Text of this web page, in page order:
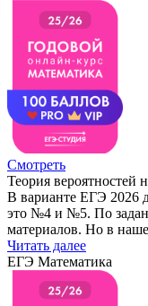
Смотреть
Теория вероятностей
В варианте ЕГЭ 2026
это №4 и №5. По
материалов. Но в
Читать далее
ЕГЭ Математика